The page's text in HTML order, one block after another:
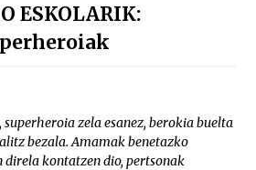
ESKOLARIK:
zela esanez, berokia buelta
bezala. Amamak benetazko
kontatzen dio, pertsonak